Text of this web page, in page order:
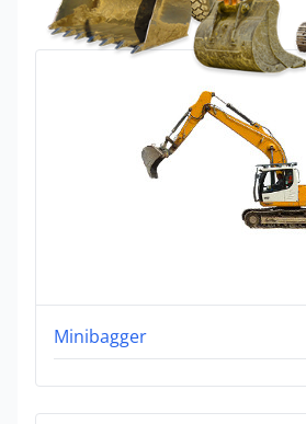
Minibagger